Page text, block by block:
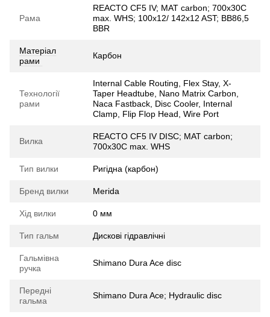
Рама
REACTO CF5 IV; MAT carbon; 700x30C
max. WHS; 100x12/ 142x12 AST; BB86,5
BBR
Матеріал
рами
Карбон
Технології
рами
Internal Cable Routing, Flex Stay, X-
Taper Headtube, Nano Matrix Carbon,
Naca Fastback, Disc Cooler, Internal
Clamp, Flip Flop Head, Wire Port
Вилка
REACTO CF5 IV DISC; MAT carbon;
700x30C max. WHS
Тип вилки Ригідна (карбон)
Бренд вилки Merida
Хід вилки 0 мм
Тип гальм Дискові гідравлічні
Гальмівна
ручка
Shimano Dura Ace disc
Передні
гальма
Shimano Dura Ace; Hydraulic disc